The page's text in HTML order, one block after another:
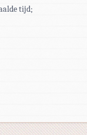
tijd;